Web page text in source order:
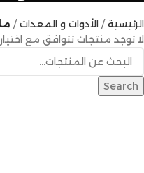
الرئيسية الأدوات و المعدات
لا توجد منتجات تتوافق مع
Search